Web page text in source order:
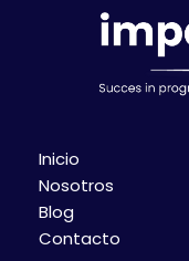
Inicio
Nosotros
Blog
Contacto